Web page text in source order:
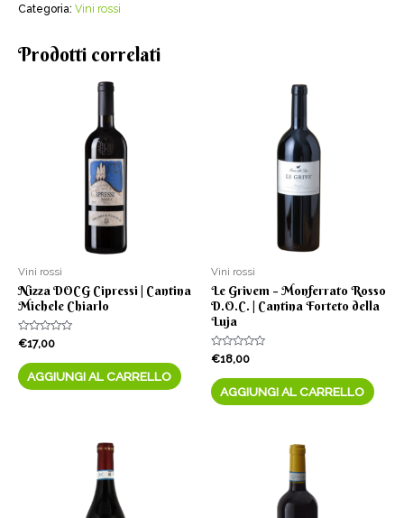
Vigne
Cantina
Categoria: Vini rossi
Prodotti correlati
Vini rossi
Nizza DOCG Cipressi | Cantina
Michele Chiarlo
Valutato
0
su
5
€17,00
AGGIUNGI AL CARRELLO
Vini rossi
Le Grivem – Monferrato Rosso
D.O.C. | Cantina Forteto della
Luja
Valutato
0
su
5
€18,00
AGGIUNGI AL CARRELLO